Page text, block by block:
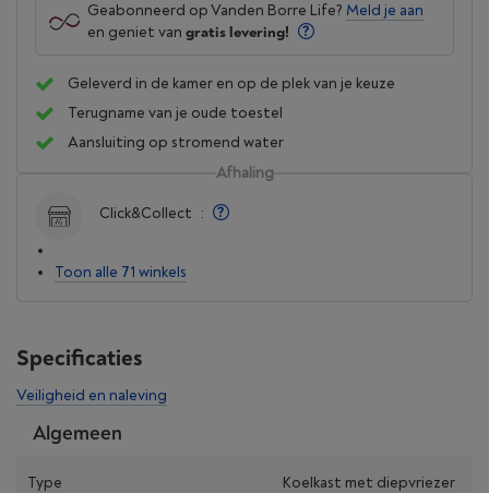
Geabonneerd op Vanden Borre Life? Meld je aan
en geniet van gratis levering!
Geleverd in de kamer en op de plek van je keuze
Terugname van je oude toestel
Aansluiting op stromend water
Afhaling
Click&Collect :
Toon alle 71 winkels
Specificaties
Veiligheid en naleving
Algemeen
Type Koelkast met diepvriezer